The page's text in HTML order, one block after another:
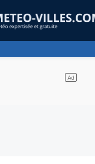
omniprésent